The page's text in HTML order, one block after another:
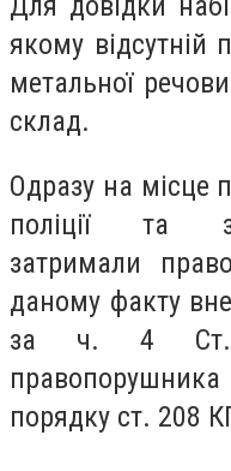
якому відсутній
метальної
склад.
Одразу на місце
поліції та
затримали
даному факту
за ч. 4 Ст.
порядку ст. 208